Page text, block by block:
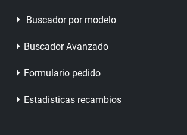
Buscador por modelo
Buscador Avanzado
Formulario pedido
Estadisticas recambios